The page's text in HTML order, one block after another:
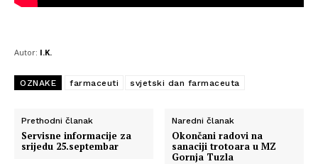
Autor: I.K.
OZNAKE farmaceuti svjetski dan farmaceuta
Prethodni članak
Servisne informacije za
srijedu 25.septembar
Naredni članak
Okončani radovi na
sanaciji trotoara u MZ
Gornja Tuzla